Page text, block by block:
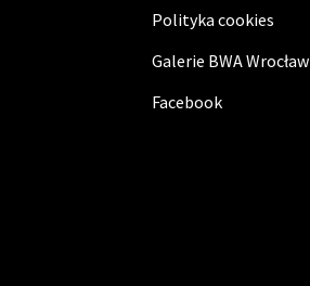
Polityka cookies
Galerie BWA Wrocław
Facebook